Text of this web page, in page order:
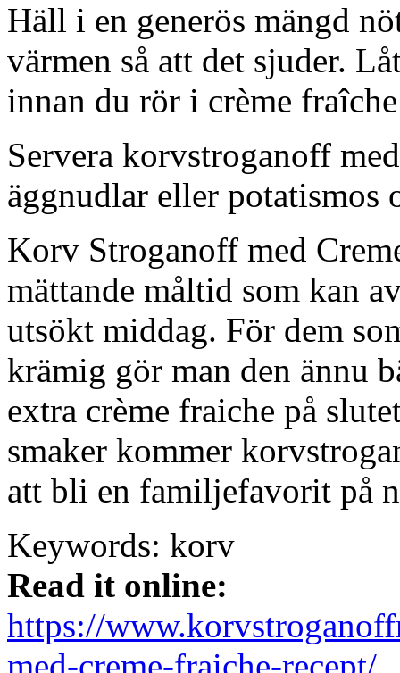
Häll i en generös mängd
värmen så att det sjuder.
innan du rör i crème
Servera korvstroganoff
äggnudlar eller potatismos
Korv Stroganoff med
mättande måltid som kan
utsökt middag. För dem
krämig gör man den ännu
extra crème fraiche på
smaker kommer
att bli en familjefavorit på
Keywords: korv
Read it online:
https://